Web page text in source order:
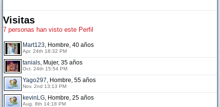
Visitas
7 personas han visto este Perfil
Mart123, Hombre, 40 años
Apr. 24th 18:32 PM
tanials, Mujer, 35 años
Oct. 24th 15:54 PM
Yago297, Hombre, 55 años
Nov. 2nd 13:13 PM
kevinLG, Hombre, 25 años
Aug. 8th 14:18 PM